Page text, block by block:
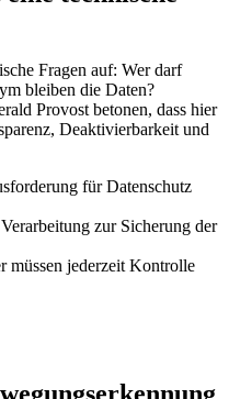
Fragen auf: Wer darf
bleiben die Daten?
Provost betonen, dass hier
Deaktivierbarkeit und
für Datenschutz
zur Sicherung der
müssen jederzeit Kontrolle